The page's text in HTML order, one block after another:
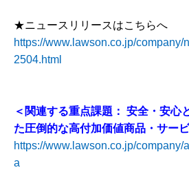
★ニュースリリースはこちらへ
https://www.lawson.co.jp/company/
2504.html
＜関連する重点課題： 安全・安心
た圧倒的な高付加価値商品・サー
https://www.lawson.co.jp/company/
a